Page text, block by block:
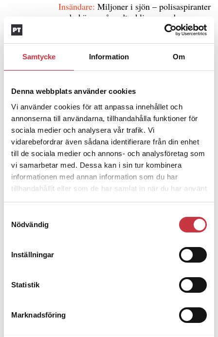
Samtycke Information Om
Denna webbplats använder cookies
Vi använder cookies för att anpassa innehållet och
annonserna till användarna, tillhandahålla funktioner för
sociala medier och analysera vår trafik. Vi
vidarebefordrar även sådana identifierare från din enhet
till de sociala medier och annons- och analysföretag som
vi samarbetar med. Dessa kan i sin tur kombinera
informationen med annan information som du har
tillhandahållit eller som de har samlat in när du har använt
deras tjänster.
Nödvändig
Inställningar
Statistik
Marknadsföring
Insändare: Miljoner i sjön – polisaspiranter
underkänns på godtyckliga grunder
ska han lära sig grunderna
4 juni 2026
Polisregionen erkänner fel: ”Kommer
att rättas till”
bakbinder polisen